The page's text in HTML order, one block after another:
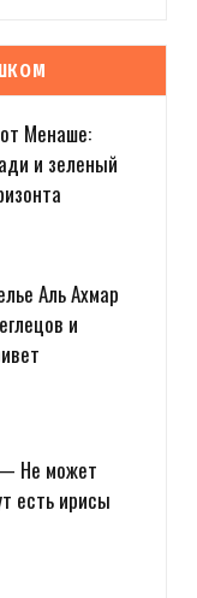
Менаше:
и зеленый
Аль Ахмар
и
Не может
есть ирисы